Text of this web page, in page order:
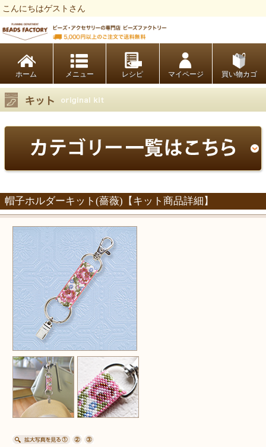
こんにちはゲストさん
ホーム レシピ マイページ 買い物カゴ
帽子ホルダーキット(薔薇)【キット商品詳細】